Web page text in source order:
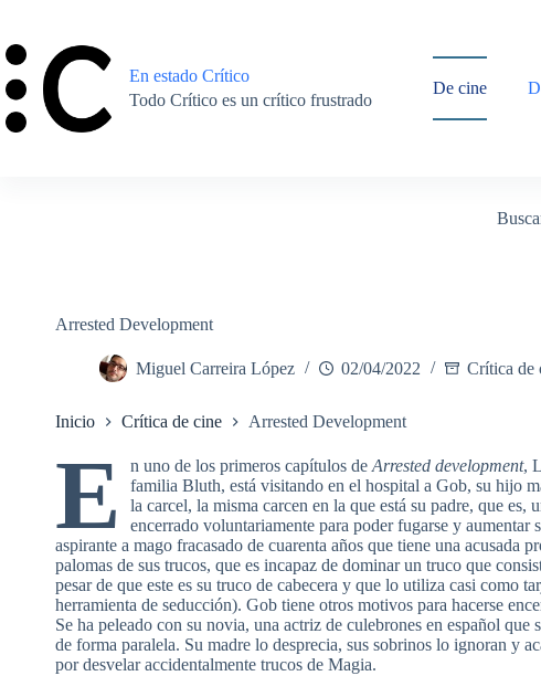
contenido
En estado Crítico
Todo Crítico es un crítico frustrado
De cine
Arrested Development
Miguel Carreira López 02/04/2022 Crítica de
Inicio Crítica de cine Arrested Development
E n uno de los primeros capítulos de Arrested development,
familia Bluth, está visitando en el hospital a Gob, su hijo
la carcel, la misma carcen en la que está su padre, que es,
encerrado voluntariamente para poder fugarse y
aspirante a mago fracasado de cuarenta años que tiene una acusada
palomas de sus trucos, que es incapaz de dominar un truco que
pesar de que este es su truco de cabecera y que lo utiliza casi como
herramienta de seducción). Gob tiene otros motivos para hacerse
Se ha peleado con su novia, una actriz de culebrones en español
de forma paralela. Su madre lo desprecia, sus sobrinos lo ignoran y
por desvelar accidentalmente trucos de Magia.